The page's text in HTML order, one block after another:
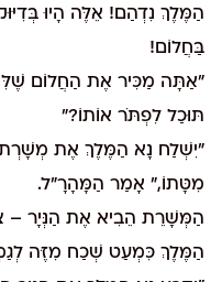
הַמֶּלֶךְ נִדְהַם! אֵלֶּה הָיוּ
בַּחֲלוֹם!
"אַתָּה מַכִּיר אֶת הַחֲלוֹם
תּוּכַל לִפְתֹּר אוֹתוֹ?"
"יִשְׁלַח נָא הַמֶּלֶךְ אֶת
מִטָּתוֹ," אָמַר הַמָּהָרָ"ל.
הַמְּשָׁרֵת הֵבִיא אֶת הַנְּיָר –
הַמֶּלֶךְ כִּמְעַט שְׁכַח מִזֶּה